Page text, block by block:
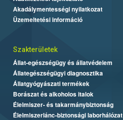
Akadálymentességi nyilatkozat
Üzemeltetési információ
Szakterületek
Állat-egészségügy és állatvédelem
Állategészségügyi diagnosztika
Állatgyógyászati termékek
Borászat és alkoholos italok
Élelmiszer- és takarmánybiztonság
Élelmiszerlánc-biztonsági laborhálózat